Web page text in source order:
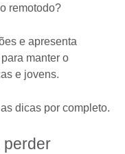
remotodo?
e apresenta
manter o
e jovens.
dicas por completo.
perder